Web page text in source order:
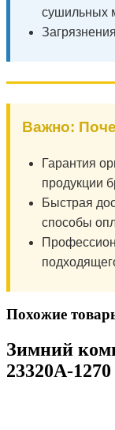
сушильных
Важно:
Гарантия
продукции
Быстрая
способы
Похожие
Зимний
23320A-1270